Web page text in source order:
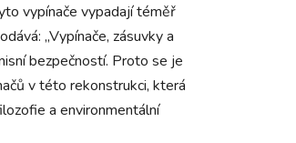
vypínače vypadají téměř
„Vypínače, zásuvky a
bezpečností. Proto se je
v této rekonstrukci, která
a environmentální